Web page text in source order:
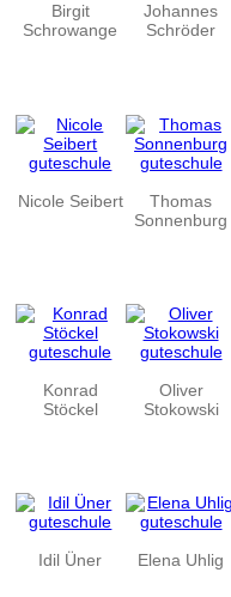
Birgit
Schrowange
Johannes
Schröder
Nicole Seibert
Thomas
Sonnenburg
Konrad
Stöckel
Oliver
Stokowski
Idil Üner
Elena Uhlig